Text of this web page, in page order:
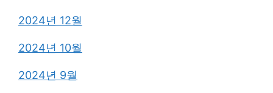
2024년 12월
2024년 10월
2024년 9월